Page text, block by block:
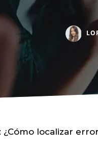
¿Cómo localizar